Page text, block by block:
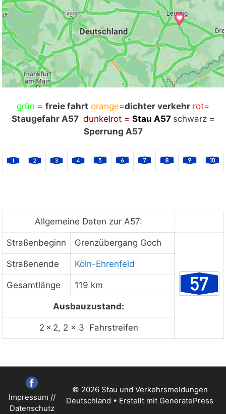
Mit Klick auf „Staukarte laden“ werden externe
Inhalte von Google nachgeladen. Mit dem Klick
auf "Staukarte laden" akzeptieren Sie unsere
ansehen
grün = freie fahrt orange=dichter verkehr rot=
Staugefahr A57 dunkelrot = Stau A57 schwarz =
Sperrung A57
Allgemeine Daten zur A57:
Straßenbeginn Grenzübergang Goch
Straßenende Köln-Ehrenfeld
Gesamtlänge 119 km
Ausbauzustand:
2 × 2, 2 x 3 Fahrstreifen
Impressum //
Datenschutz
© 2026 Stau und Verkehrsmeldungen
Deutschland • Erstellt mit GeneratePress